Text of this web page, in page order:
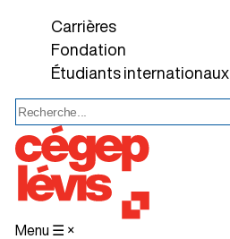
Carrières
Fondation
Étudiants internationaux
Menu ☰ ×